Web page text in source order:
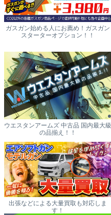
ガスガン始める人にお薦め！ガスガン
スターターオプション！！
ウエスタンアームズ 中古品 国内最大級
の品揃え！！
出張などによる大量買取も対応しま
す！